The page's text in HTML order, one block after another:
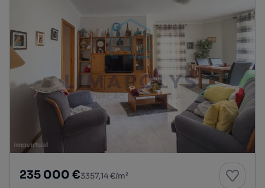
235 000 €3357,14 €/m²